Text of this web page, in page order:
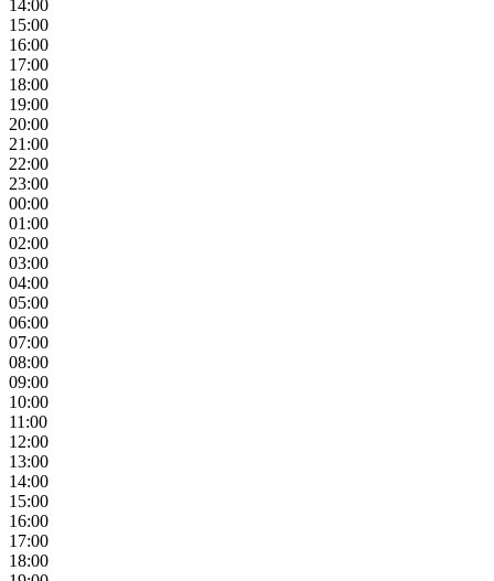
14:00
15:00
16:00
17:00
18:00
19:00
20:00
21:00
22:00
23:00
00:00
01:00
02:00
03:00
04:00
05:00
06:00
07:00
08:00
09:00
10:00
11:00
12:00
13:00
14:00
15:00
16:00
17:00
18:00